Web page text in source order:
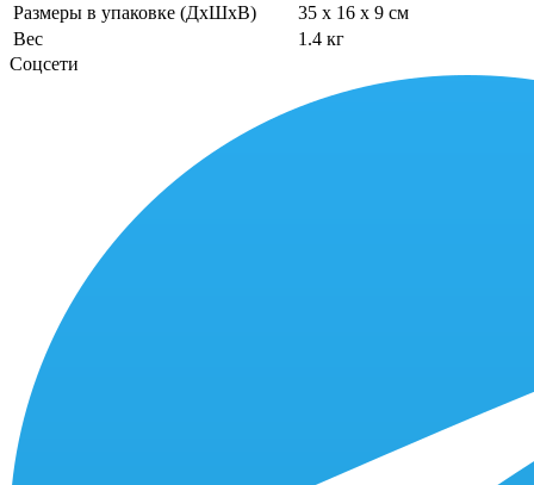
Размеры в упаковке (ДхШхВ)
35 x 16 x 9 см
Вес
1.4 кг
Соцсети